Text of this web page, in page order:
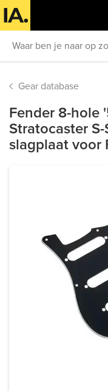
Gear database
Fender 8-hole
Stratocaster
slagplaat voor